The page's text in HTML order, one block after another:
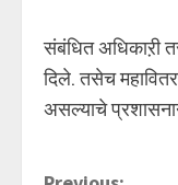
संबंधित अधिकाऱी
दिले. तसेच
असल्याचे